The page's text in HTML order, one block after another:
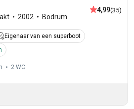
2002 Bodrum
4,99(35)
Eigenaar van een superboot
2 WC